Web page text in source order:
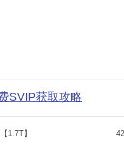
SVIP获取攻略
1.7T】